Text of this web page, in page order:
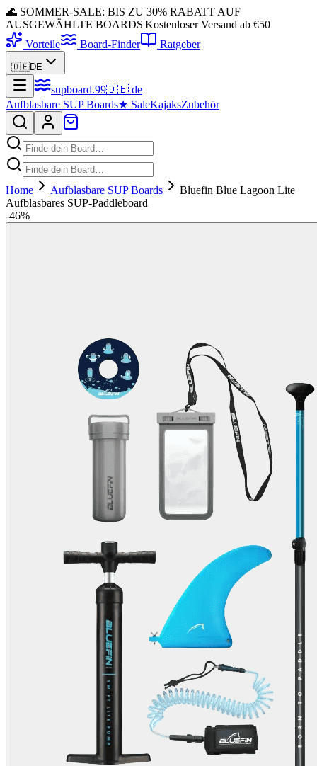
🌊 SOMMER-SALE: BIS ZU 30% RABATT AUF
AUSGEWÄHLTE BOARDS|Kostenloser Versand ab €50
Vorteile
Board-Finder Ratgeber
🇩🇪DE
supboard.99🇩🇪 de
Aufblasbare SUP Boards★ SaleKajaksZubehör
Home Aufblasbare SUP Boards
Bluefin Blue Lagoon Lite
Aufblasbares SUP-Paddleboard
-46%